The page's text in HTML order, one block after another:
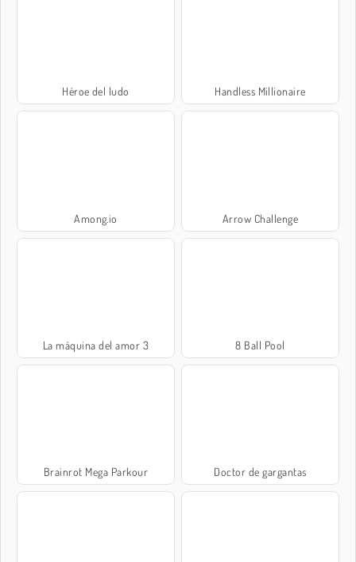
Héroe del ludo Handless Millionaire
Among.io Arrow Challenge
La máquina del amor 3 8 Ball Pool
Brainrot Mega Parkour Doctor de gargantas